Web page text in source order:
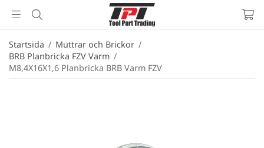
Startsida / Muttrar och Brickor /
BRB Planbricka FZV Varm /
M8,4X16X1,6 Planbricka BRB Varm FZV